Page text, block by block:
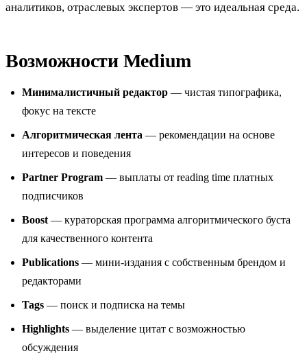
аналитиков, отраслевых экспертов — это идеальная среда.
Возможности Medium
Минималистичный редактор — чистая типографика,
фокус на тексте
Алгоритмическая лента — рекомендации на основе
интересов и поведения
Partner Program — выплаты от reading time платных
подписчиков
Boost — кураторская программа алгоритмического буста
для качественного контента
Publications — мини-издания с собственным брендом и
редакторами
Tags — поиск и подписка на темы
Highlights — выделение цитат с возможностью
обсуждения